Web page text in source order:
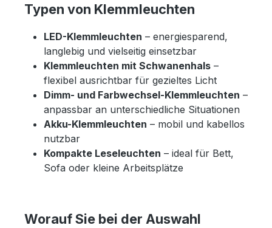
Typen von Klemmleuchten
LED-Klemmleuchten – energiesparend,
langlebig und vielseitig einsetzbar
Klemmleuchten mit Schwanenhals –
flexibel ausrichtbar für gezieltes Licht
Dimm- und Farbwechsel-Klemmleuchten –
anpassbar an unterschiedliche Situationen
Akku-Klemmleuchten – mobil und kabellos
nutzbar
Kompakte Leseleuchten – ideal für Bett,
Sofa oder kleine Arbeitsplätze
Worauf Sie bei der Auswahl